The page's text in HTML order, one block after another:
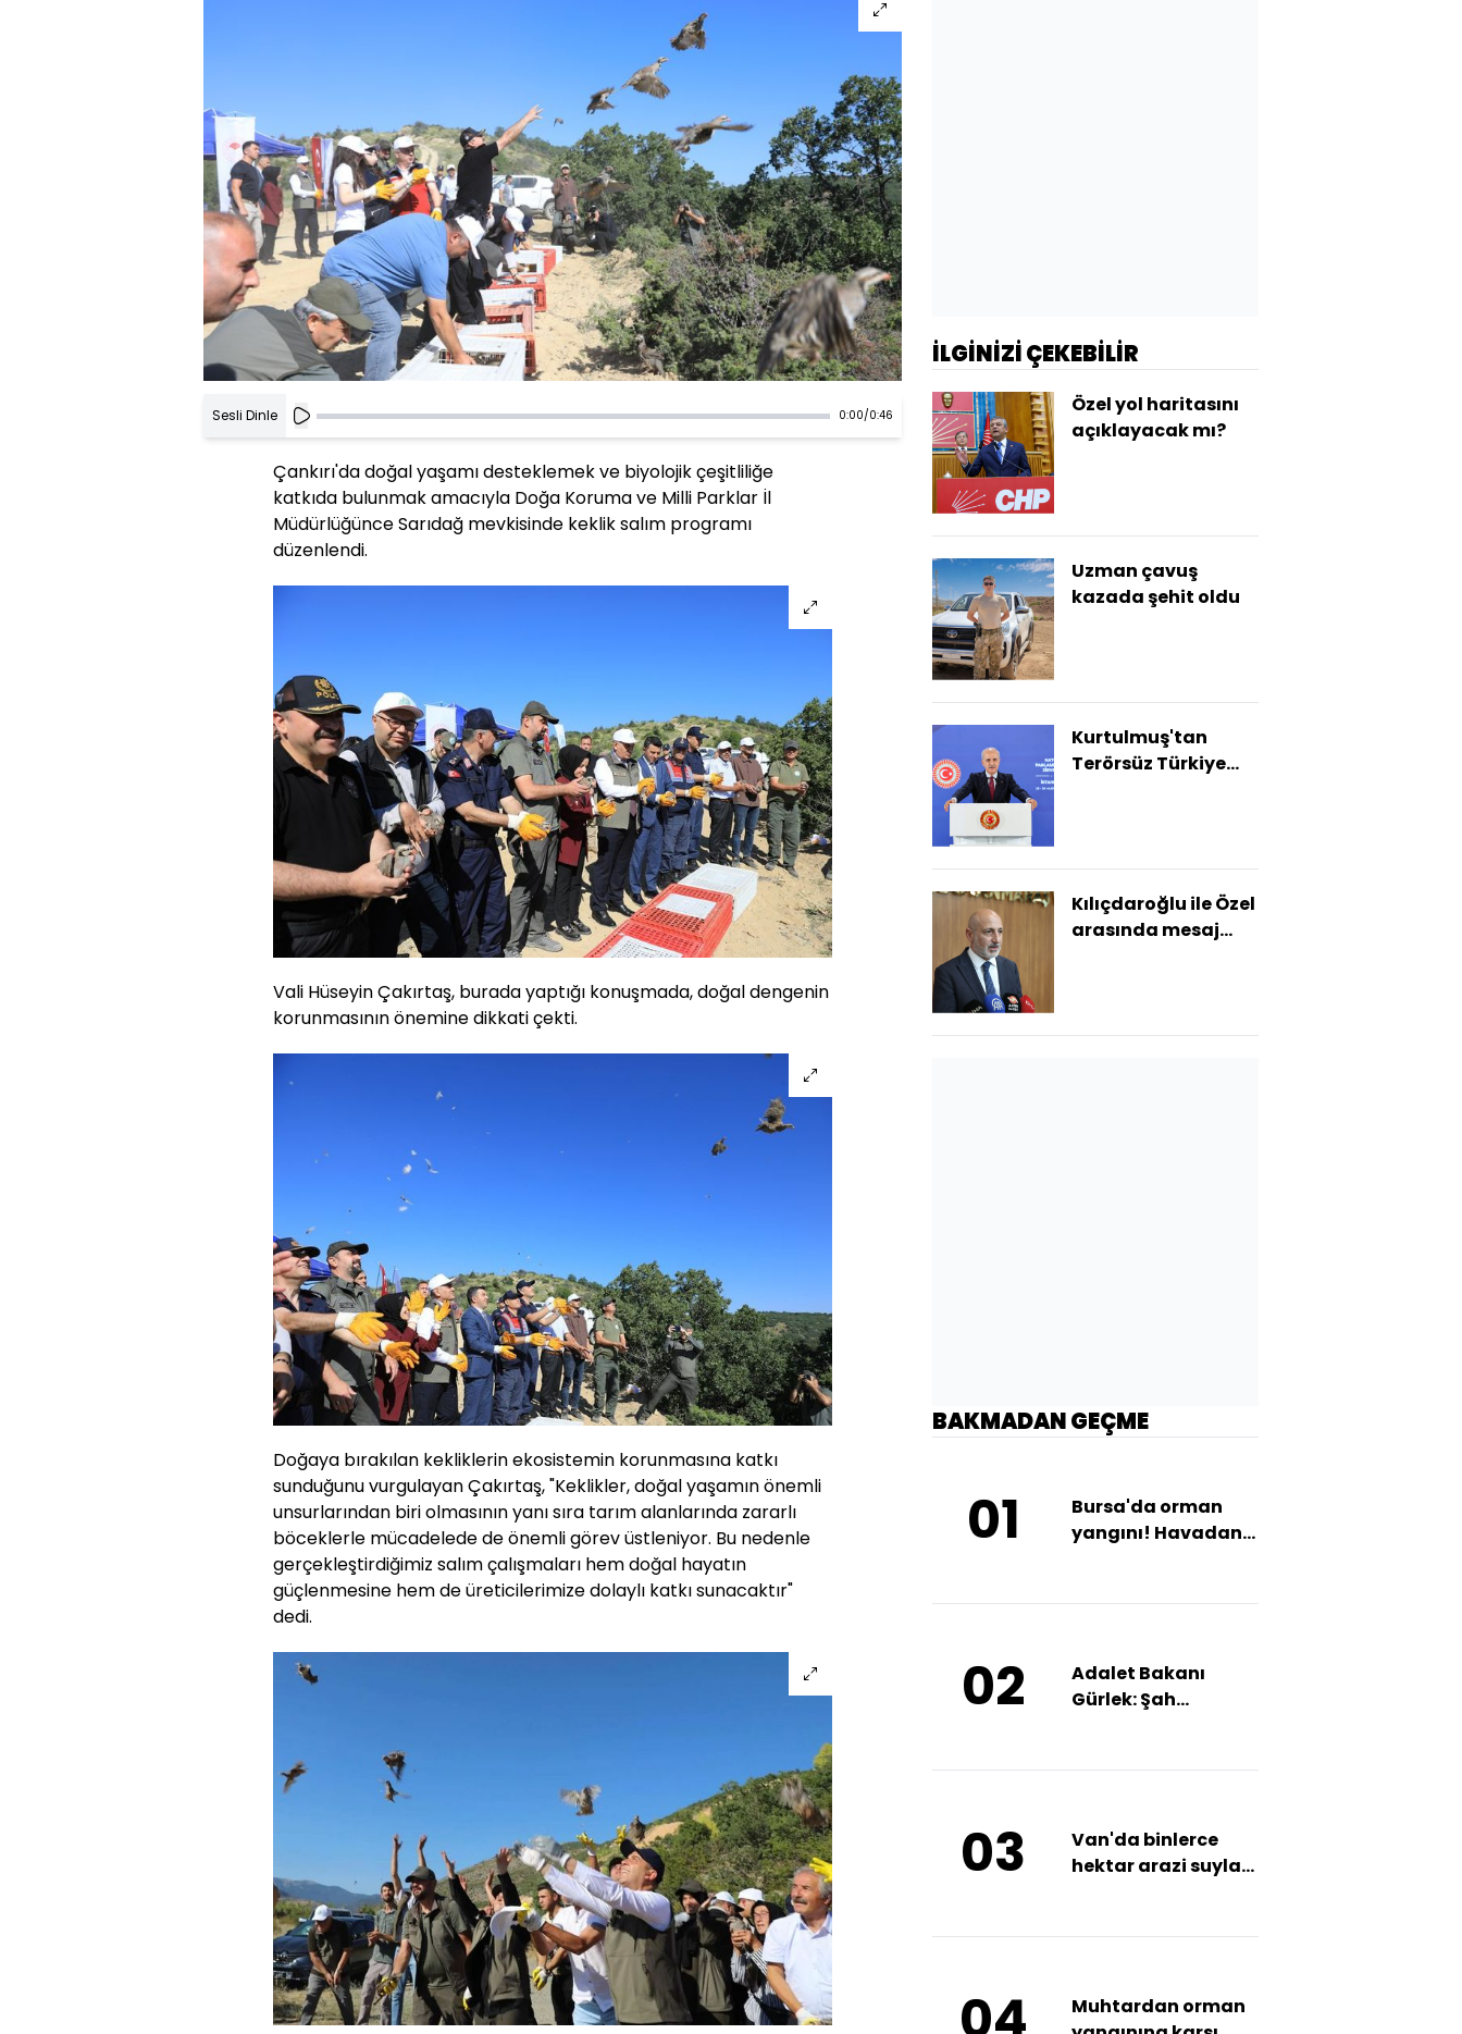
Sesli Dinle 0:00/0:46
Çankırı'da doğal yaşamı desteklemek ve biyolojik çeşitliliğe
katkıda bulunmak amacıyla Doğa Koruma ve Milli Parklar İl
Müdürlüğünce Sarıdağ mevkisinde keklik salım programı
düzenlendi.
Vali Hüseyin Çakırtaş, burada yaptığı konuşmada, doğal dengenin
korunmasının önemine dikkati çekti.
Doğaya bırakılan kekliklerin ekosistemin korunmasına katkı
sunduğunu vurgulayan Çakırtaş, "Keklikler, doğal yaşamın önemli
unsurlarından biri olmasının yanı sıra tarım alanlarında zararlı
böceklerle mücadelede de önemli görev üstleniyor. Bu nedenle
gerçekleştirdiğimiz salım çalışmaları hem doğal hayatın
güçlenmesine hem de üreticilerimize dolaylı katkı sunacaktır"
dedi.
İLGİNİZİ ÇEKEBİLİR
Özel yol haritasını
açıklayacak mı?
Uzman çavuş
kazada şehit oldu
Kurtulmuş'tan
Terörsüz Türkiye
Kılıçdaroğlu ile Özel
arasında mesaj
BAKMADAN GEÇME
01
Bursa'da orman
yangını! Havadan
02
Adalet Bakanı
Gürlek: Şah
03
Van'da binlerce
hektar arazi suyla
04
Muhtardan orman